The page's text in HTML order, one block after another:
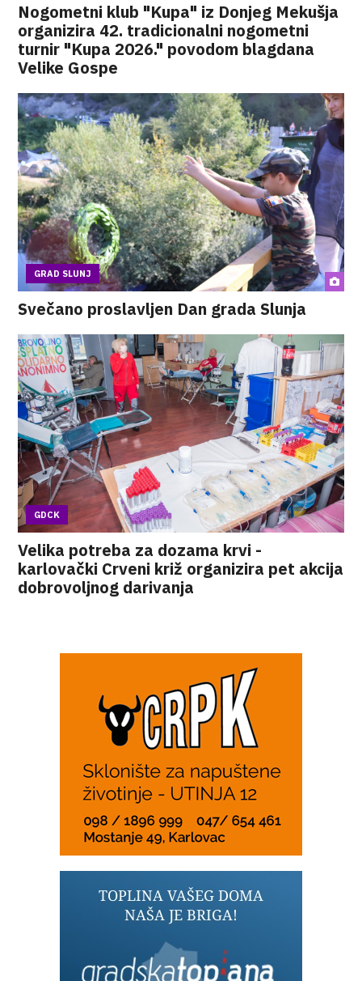
Nogometni klub "Kupa" iz Donjeg Mekušja
organizira 42. tradicionalni nogometni
turnir "Kupa 2026." povodom blagdana
Velike Gospe
GRAD SLUNJ
Svečano proslavljen Dan grada Slunja
GDCK
Velika potreba za dozama krvi -
karlovački Crveni križ organizira pet akcija
dobrovoljnog darivanja